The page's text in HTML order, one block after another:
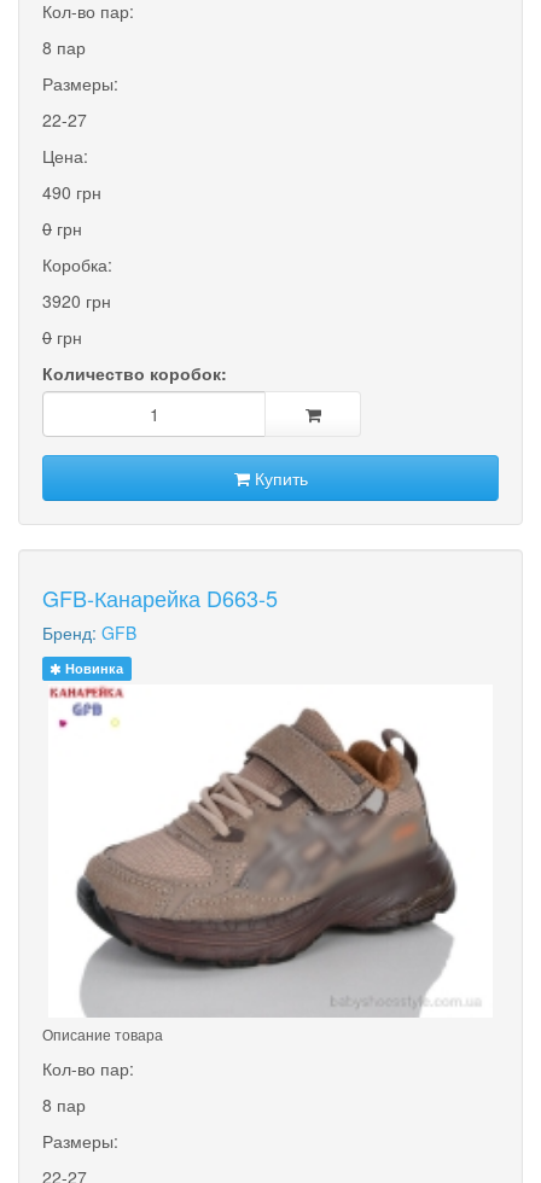
Кол-во пар:
8 пар
Размеры:
22-27
Цена:
490 грн
0 грн
Коробка:
3920 грн
0 грн
Количество коробок:
Купить
GFB-Канарейка D663-5
Бренд: GFB
Новинка
Описание товара
Кол-во пар:
8 пар
Размеры:
22-27